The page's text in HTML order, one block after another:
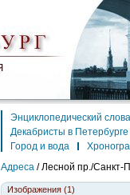
Энциклопедический
Декабристы в Петербурге
Город и вода
Адреса / Лесной пр./Санкт-
Изображения (1)